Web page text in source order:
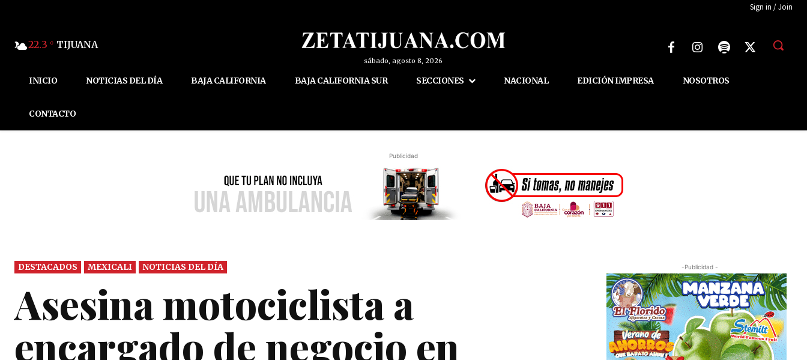
Sign in / Join
22.3 C TIJUANA
sábado, agosto 8, 2026
INICIO NOTICIAS DEL DÍA BAJA CALIFORNIA BAJA CALIFORNIA SUR SECCIONES NACIONAL EDICIÓN IMPRESA NOSOTROS
CONTACTO
Publicidad
DESTACADOS MEXICALI NOTICIAS DEL DÍA
Asesina motociclista a
encargado de negocio en
-Publicidad -